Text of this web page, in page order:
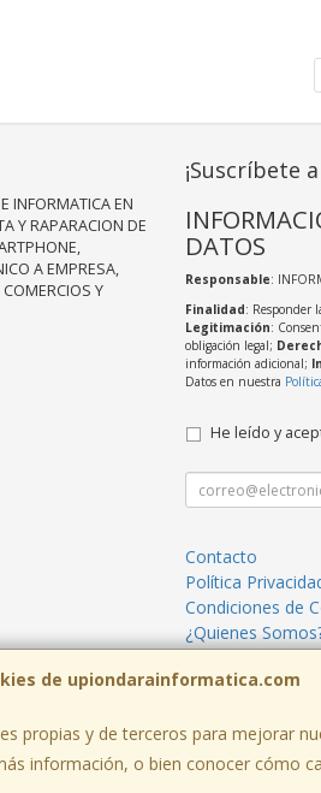
de upiondarainformatica.com
propias y de terceros para mejorar
información, o bien conocer cómo
INFORMATICA EN
Y RAPARACION DE
A EMPRESA,
Y
¡Suscríbete
DATOS
Responsable:
Finalidad: Responder
Legitimación:
obligación legal;
información adicional;
Datos en nuestra
He leído y
Contacto
Política
Condiciones de
¿Quienes